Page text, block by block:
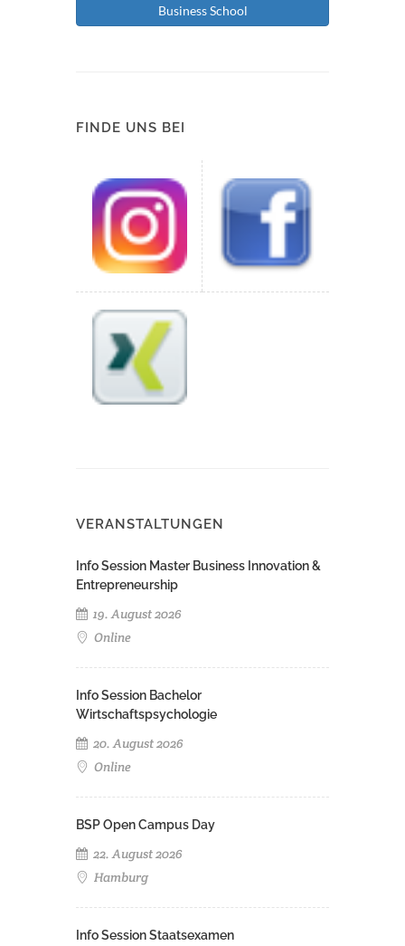
Business School
FINDE UNS BEI
VERANSTALTUNGEN
Info Session Master Business Innovation &
Entrepreneurship
19. August 2026
Online
Info Session Bachelor
Wirtschaftspsychologie
20. August 2026
Online
BSP Open Campus Day
22. August 2026
Hamburg
Info Session Staatsexamen